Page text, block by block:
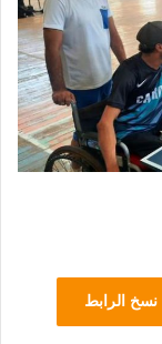
نسخ الرابط